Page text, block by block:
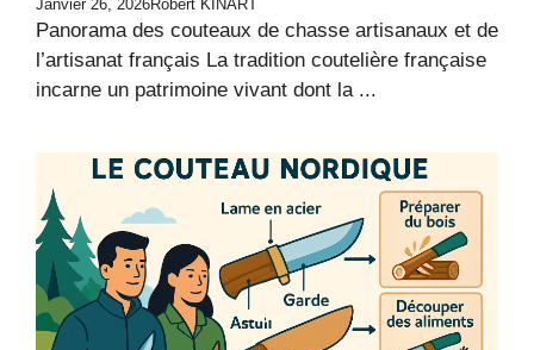
Janvier 26, 2026Robert KINART
Panorama des couteaux de chasse artisanaux et de
l’artisanat français La tradition coutelière française
incarne un patrimoine vivant dont la ...